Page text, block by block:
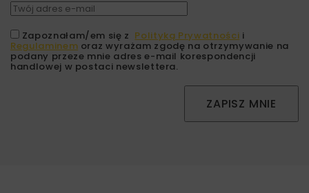
Zapoznałam/em się z Polityką Prywatności i
Regulaminem oraz wyrażam zgodę na otrzymywanie na
podany przeze mnie adres e-mail korespondencji
handlowej w postaci newslettera.
ZAPISZ MNIE